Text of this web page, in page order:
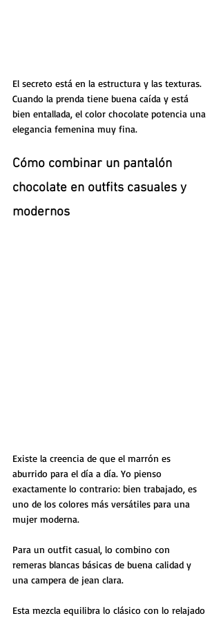
El secreto está en la estructura y las texturas.
Cuando la prenda tiene buena caída y está
bien entallada, el color chocolate potencia una
elegancia femenina muy fina.
Cómo combinar un pantalón
chocolate en outfits casuales y
modernos
Existe la creencia de que el marrón es
aburrido para el día a día. Yo pienso
exactamente lo contrario: bien trabajado, es
uno de los colores más versátiles para una
mujer moderna.
Para un outfit casual, lo combino con
remeras blancas básicas de buena calidad y
una campera de jean clara.
Esta mezcla equilibra lo clásico con lo relajado